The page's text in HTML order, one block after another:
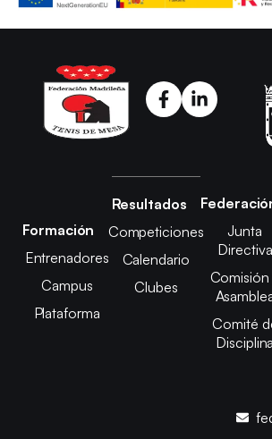
Formación
Entrenadores
Campus
Plataforma
Resultados
Competiciones
Calendario
Clubes
Junta
Directiva
Comisión
Comité
Disciplina